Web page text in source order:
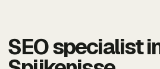
SEO specialist